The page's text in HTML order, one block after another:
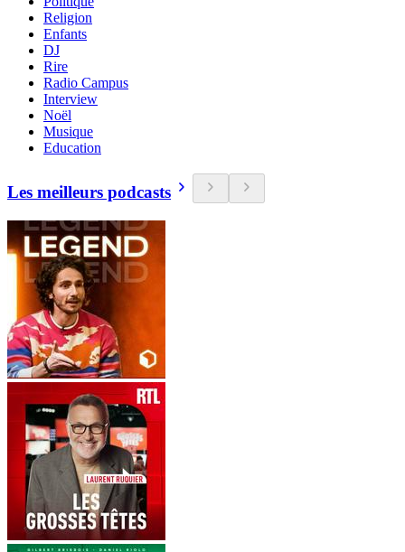
Religion
Enfants
DJ
Rire
Radio Campus
Interview
Noël
Musique
Education
Les meilleurs podcasts